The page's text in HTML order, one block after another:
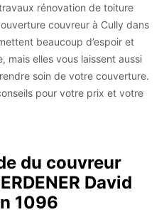
rénovation de toiture
couvreur à Cully dans
beaucoup d’espoir et
mais elles vous laissent aussi
soin de votre couverture.
pour votre prix et votre
du couvreur
David
1096